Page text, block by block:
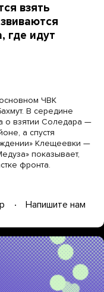
взять
где идут
ЧВК
В середине
о взятии Соледара —
а спустя
Клещеевки —
показывает,
фронта.
Напишите нам